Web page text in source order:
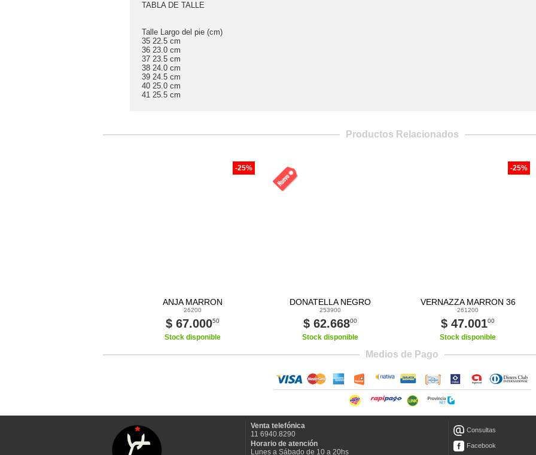
TABLA DE TALLE
Talle Largo del pie (cm)
35 22.5 cm
36 23.0 cm
37 23.5 cm
38 24.0 cm
39 24.5 cm
40 25.0 cm
41 25.5 cm
Productos Relacionados
ANJA MARRON
26200
-25%
$ 67.00050
Stock disponible
DONATELLA NEGRO
253900
$ 62.66800
Stock disponible
VERNAZZA MARRON 36
261200
-25%
$ 47.00100
Stock disponible
Medios de Pago
Venta telefónica
11 6940.8290
Horario de atención
Lunes a Sábado de 10 a 20hs
Consultas
Facebook